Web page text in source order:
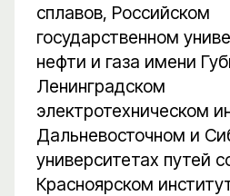
сплавов, Российском
государственном
нефти и газа имени
Ленинградском
электротехническом
Дальневосточном и
университетах путей
Красноярском